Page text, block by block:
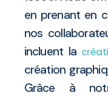
en prenant en
nos
incluent la
création
Grâce à